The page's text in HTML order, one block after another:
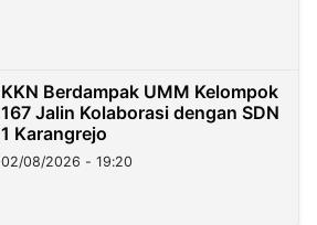
KKN Berdampak UMM Kelompok
167 Jalin Kolaborasi dengan SDN
1 Karangrejo
02/08/2026 - 19:20